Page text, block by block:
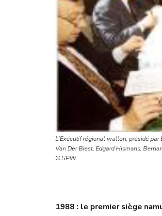
L’Exécutif régional wallon, présidé
Van Der Biest, Edgard Hismans,
© SPW
1988 : le premier siège